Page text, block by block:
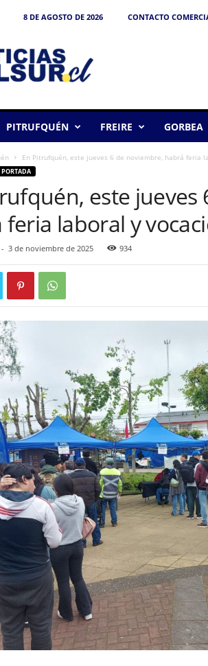
8 DE AGOSTO DE 2026 CONTACTO
PITRUFQUÉN FREIRE GORBEA
En Pitrufquén, este jueves 6 de noviembre, habrá feria
PORTADA
este
feria laboral y
3 de noviembre de 2025 934